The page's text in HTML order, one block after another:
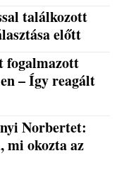
találkozott
előtt
fogalmazott
– Így reagált
Norbertet:
mi okozta az